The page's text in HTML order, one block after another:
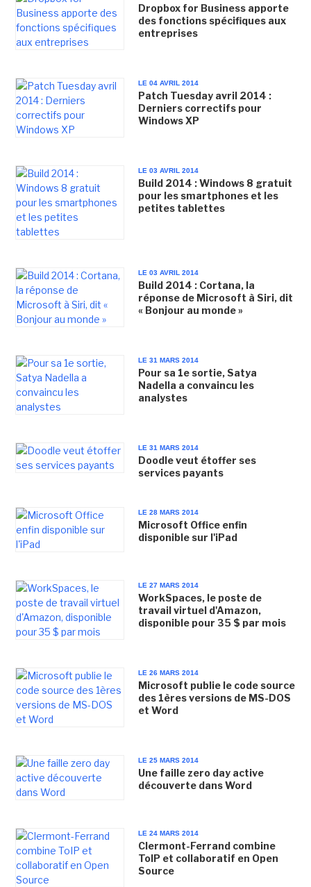
Dropbox for Business apporte
des fonctions spécifiques aux
entreprises
LE 04 AVRIL 2014
Patch Tuesday avril 2014 :
Derniers correctifs pour
Windows XP
LE 03 AVRIL 2014
Build 2014 : Windows 8 gratuit
pour les smartphones et les
petites tablettes
LE 03 AVRIL 2014
Build 2014 : Cortana, la
réponse de Microsoft à Siri, dit
« Bonjour au monde »
LE 31 MARS 2014
Pour sa 1e sortie, Satya
Nadella a convaincu les
analystes
LE 31 MARS 2014
Doodle veut étoffer ses
services payants
LE 28 MARS 2014
Microsoft Office enfin
disponible sur l'iPad
LE 27 MARS 2014
WorkSpaces, le poste de
travail virtuel d'Amazon,
disponible pour 35 $ par mois
LE 26 MARS 2014
Microsoft publie le code source
des 1ères versions de MS-DOS
et Word
LE 25 MARS 2014
Une faille zero day active
découverte dans Word
LE 24 MARS 2014
Clermont-Ferrand combine
ToIP et collaboratif en Open
Source